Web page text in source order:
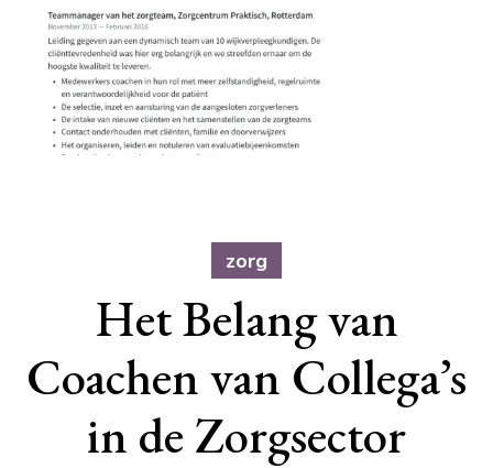
zorg
Het Belang van
Coachen van Collega’s
in de Zorgsector